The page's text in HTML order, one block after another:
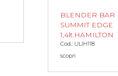
BLENDER BAR
SUMMIT EDGE
1,4lt.HAMILTON
Cod.: ULIH118
scopri